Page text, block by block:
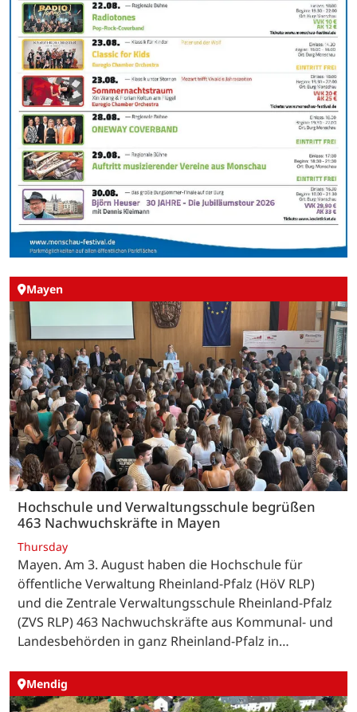
Mayen
Hochschule und Verwaltungsschule begrüßen
463 Nachwuchskräfte in Mayen
Thursday
Mayen. Am 3. August haben die Hochschule für
öffentliche Verwaltung Rheinland-Pfalz (HöV RLP)
und die Zentrale Verwaltungsschule Rheinland-Pfalz
(ZVS RLP) 463 Nachwuchskräfte aus Kommunal- und
Landesbehörden in ganz Rheinland-Pfalz in…
Mendig